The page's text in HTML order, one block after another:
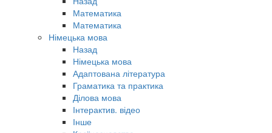
Математика
Математика
Німецька мова
Назад
Німецька мова
Адаптована література
Граматика та практика
Ділова мова
Інтерактив. відео
Інше